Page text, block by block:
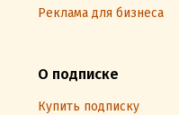
Реклама для бизнеса
О подписке
Купить подписку